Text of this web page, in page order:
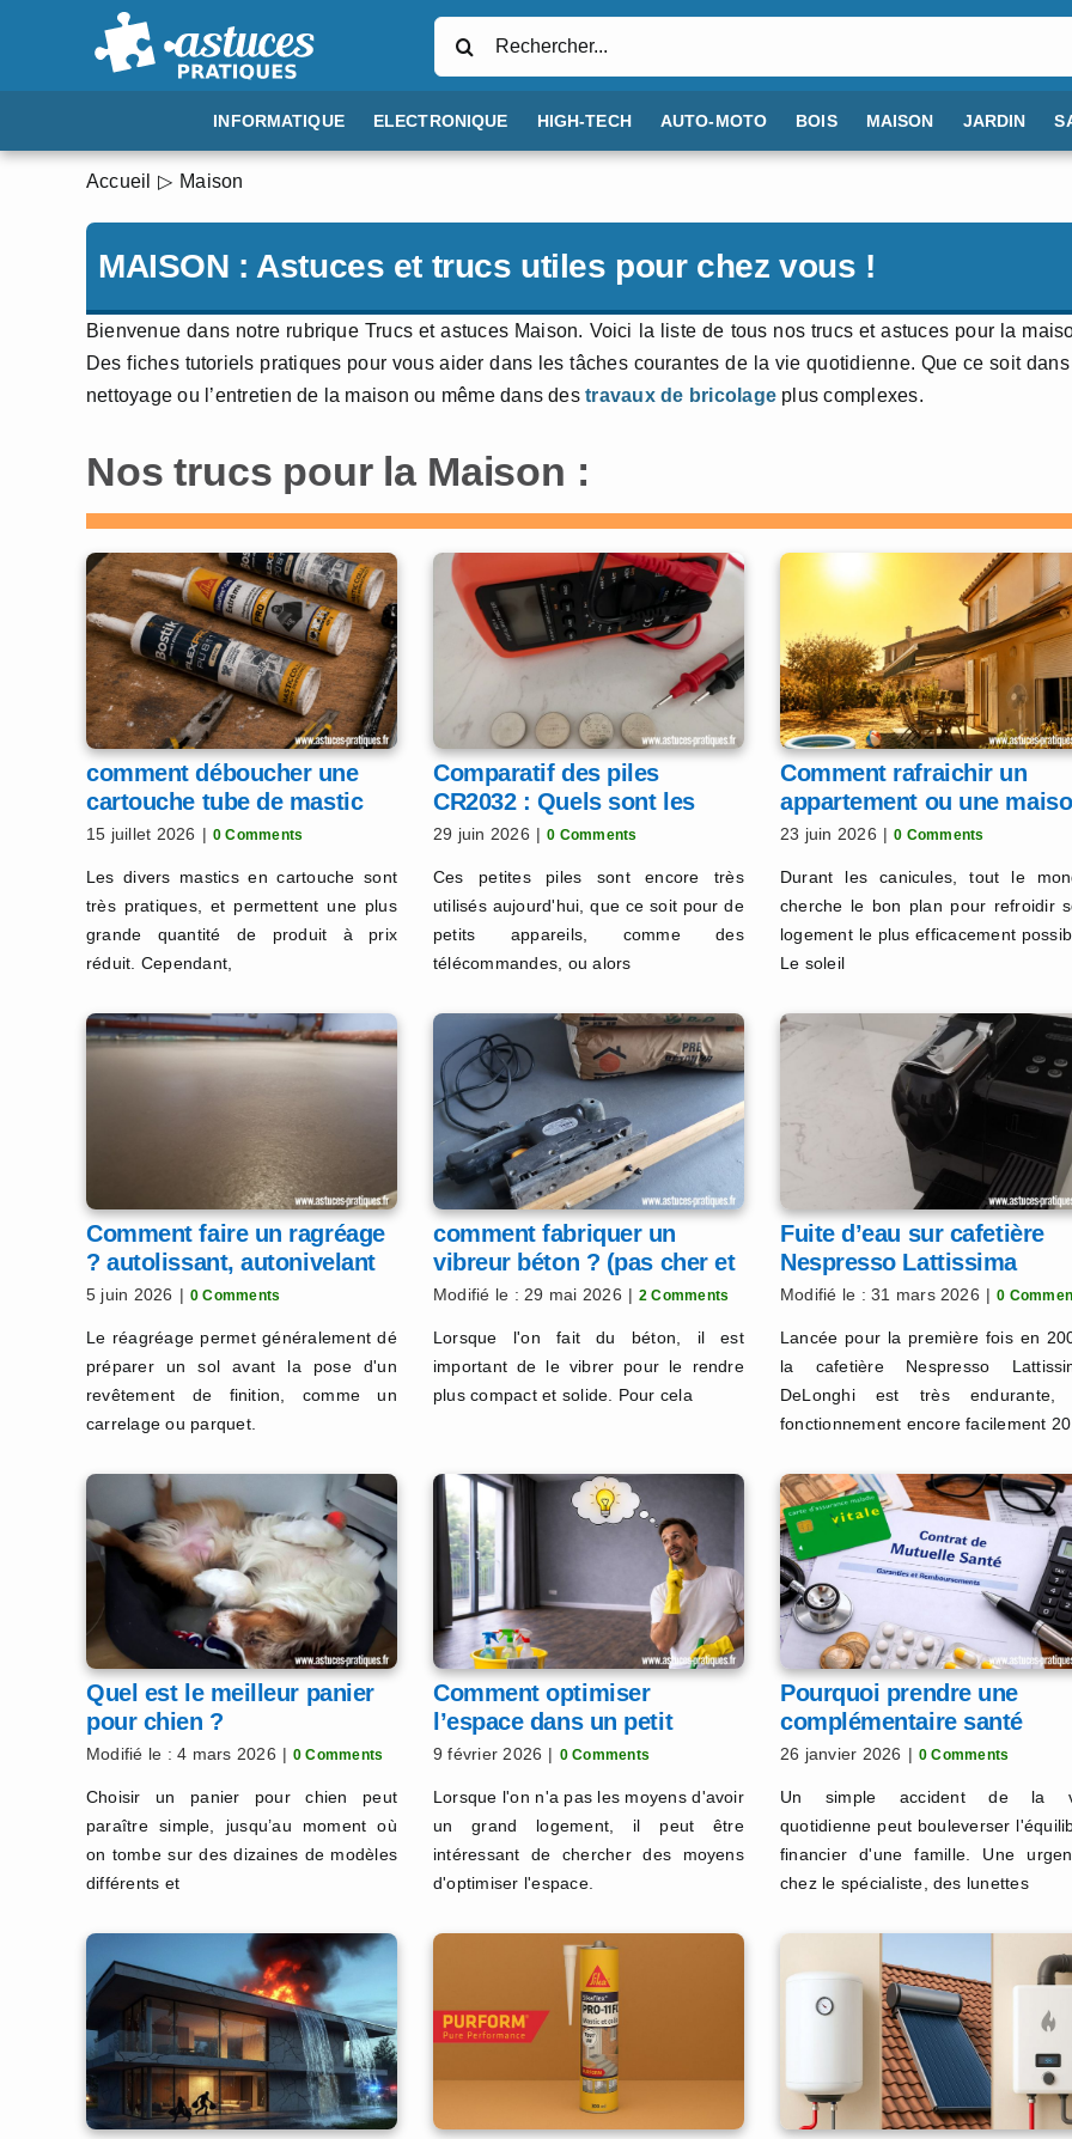
INFORMATIQUE ELECTRONIQUE HIGH-TECH AUTO-MOTO BOIS MAISON JARDIN
Accueil Maison
MAISON : Astuces et trucs utiles pour chez vous !
Bienvenue dans notre rubrique Trucs et astuces Maison. Voici la liste de tous nos trucs et astuces pour la
Des fiches tutoriels pratiques pour vous aider dans les tâches courantes de la vie quotidienne. Que ce soit
nettoyage ou l’entretien de la maison ou même dans destravaux de bricolage plus complexes.
Nos trucs pour la Maison :
comment déboucher une
cartouche tube de mastic
colle ou silicone ?
15 juillet 2026 | 0 Comments
Les divers mastics en cartouche sont
très pratiques, et permettent une plus
grande quantité de produit à prix
réduit. Cependant,
Comparatif des piles
CR2032 : Quels sont les
meilleures ?
29 juin 2026 | 0 Comments
Ces petites piles sont encore très
utilisés aujourd'hui, que ce soit pour de
petits appareils, comme des
télécommandes, ou alors
Comment rafraichir un
appartement ou une
?
23 juin 2026 | 0 Comments
Durant les canicules, tout le
cherche le bon plan pour refroidir
logement le plus efficacement
Le soleil
Comment faire un ragréage
? autolissant, autonivelant
ou fibré
5 juin 2026 | 0 Comments
Le réagréage permet généralement dé
préparer un sol avant la pose d'un
revêtement de finition, comme un
carrelage ou parquet.
comment fabriquer un
vibreur béton ? (pas cher et
efficace !)
Modifié le : 29 mai 2026 | 2 Comments
Lorsque l'on fait du béton, il est
important de le vibrer pour le rendre
plus compact et solide. Pour cela
Fuite d’eau sur cafetière
Nespresso Lattissima
De’Longhi
Modifié le : 31 mars 2026 | 0
Lancée pour la première fois en
la cafetière Nespresso
DeLonghi est très endurante,
fonctionnement encore facilement 20
Quel est le meilleur panier
pour chien ?
Modifié le : 4 mars 2026 | 0 Comments
Choisir un panier pour chien peut
paraître simple, jusqu’au moment où
on tombe sur des dizaines de modèles
différents et
Comment optimiser
l’espace dans un petit
appartement ?
9 février 2026 | 0 Comments
Lorsque l'on n'a pas les moyens d'avoir
un grand logement, il peut être
intéressant de chercher des moyens
d'optimiser l'espace.
Pourquoi prendre une
complémentaire santé
(mutuelle) ?
26 janvier 2026 | 0 Comments
Un simple accident de la
quotidienne peut bouleverser
financier d'une famille. Une
chez le spécialiste, des lunettes